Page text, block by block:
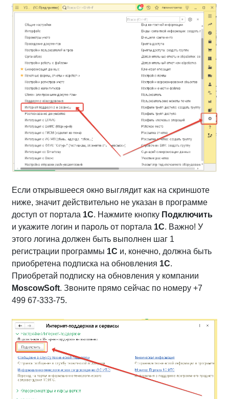
Если открывшееся окно выглядит как на скриншоте
ниже, значит действительно не указан в программе
доступ от портала 1С. Нажмите кнопку Подключить
и укажите логин и пароль от портала 1С. Важно! У
этого логина должен быть выполнен шаг 1
регистрации программы 1С и, конечно, должна быть
приобретена подписка на обновления 1С.
Приобретай подписку на обновления у компании
MoscowSoft. Звоните прямо сейчас по номеру +7
499 67-333-75.